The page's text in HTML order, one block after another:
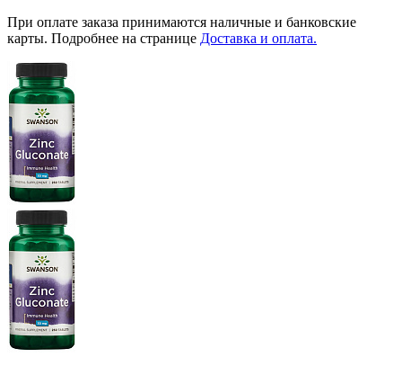
При оплате заказа принимаются наличные и банковские
карты. Подробнее на странице Доставка и оплата.